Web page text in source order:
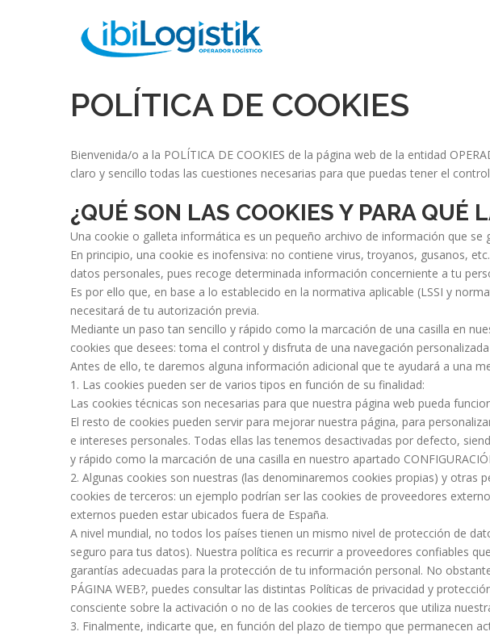
Política de cookies
POLÍTICA DE COOKIES
Bienvenida/o a la POLÍTICA DE COOKIES de la página web de la entidad
claro y sencillo todas las cuestiones necesarias para que puedas tener el
¿QUÉ SON LAS COOKIES Y PARA QUÉ
Una cookie o galleta informática es un pequeño archivo de información que
En principio, una cookie es inofensiva: no contiene virus, troyanos, gusanos,
datos personales, pues recoge determinada información concerniente a tu
Es por ello que, en base a lo establecido en la normativa aplicable (LSSI y
necesitará de tu autorización previa.
Mediante un paso tan sencillo y rápido como la marcación de una casilla en
cookies que desees: toma el control y disfruta de una navegación
Antes de ello, te daremos alguna información adicional que te ayudará a una
Las cookies pueden ser de varios tipos en función de su finalidad:
Las cookies técnicas son necesarias para que nuestra página web pueda
El resto de cookies pueden servir para mejorar nuestra página, para
e intereses personales. Todas ellas las tenemos desactivadas por defecto,
y rápido como la marcación de una casilla en nuestro apartado
Algunas cookies son nuestras (las denominaremos cookies propias) y otras
cookies de terceros: un ejemplo podrían ser las cookies de proveedores
externos pueden estar ubicados fuera de España.
A nivel mundial, no todos los países tienen un mismo nivel de protección de
seguro para tus datos). Nuestra política es recurrir a proveedores confiables
garantías adecuadas para la protección de tu información personal. No
PÁGINA WEB?, puedes consultar las distintas Políticas de privacidad y
consciente sobre la activación o no de las cookies de terceros que utiliza
Finalmente, indicarte que, en función del plazo de tiempo que permanecen